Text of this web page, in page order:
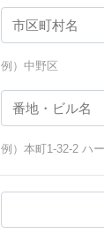
例）中野区
例）本町1-32-2 ハ